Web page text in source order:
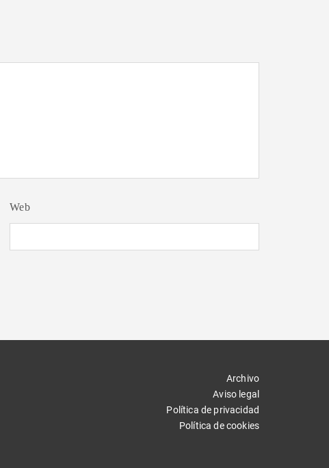
Web
Archivo
Aviso legal
Política de privacidad
Política de cookies